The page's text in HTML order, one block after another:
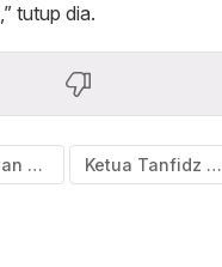
tutup dia.
Hari pahlawan nasional Ketua Tanfidz NU Bulukumba